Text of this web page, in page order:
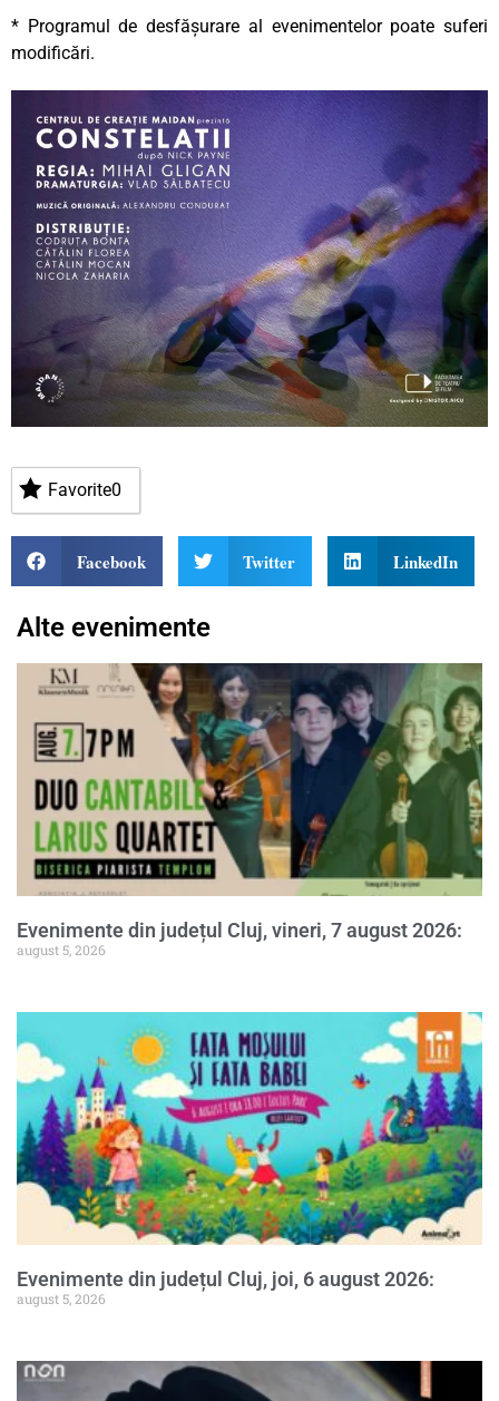
* Programul de desfășurare al evenimentelor poate suferi
modificări.
Favorite0
Facebook Twitter LinkedIn
Alte evenimente
Evenimente din județul Cluj, vineri, 7 august 2026:
august 5, 2026
Evenimente din județul Cluj, joi, 6 august 2026:
august 5, 2026